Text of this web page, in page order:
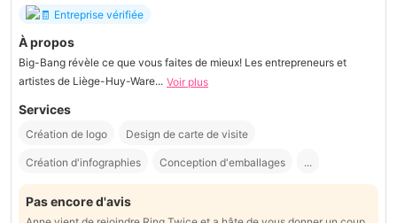
Entreprise vérifiée
À propos
Big-Bang révèle ce que vous faites de mieux! Les entrepreneurs et
artistes de Liège-Huy-Ware... Voir plus
Services
Création de logo Design de carte de visite
Création d'infographies Conception d'emballages ...
Pas encore d'avis